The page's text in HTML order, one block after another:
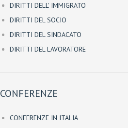
DIRITTI DELL' IMMIGRATO
DIRITTI DEL SOCIO
DIRITTI DEL SINDACATO
DIRITTI DEL LAVORATORE
CONFERENZE
CONFERENZE IN ITALIA